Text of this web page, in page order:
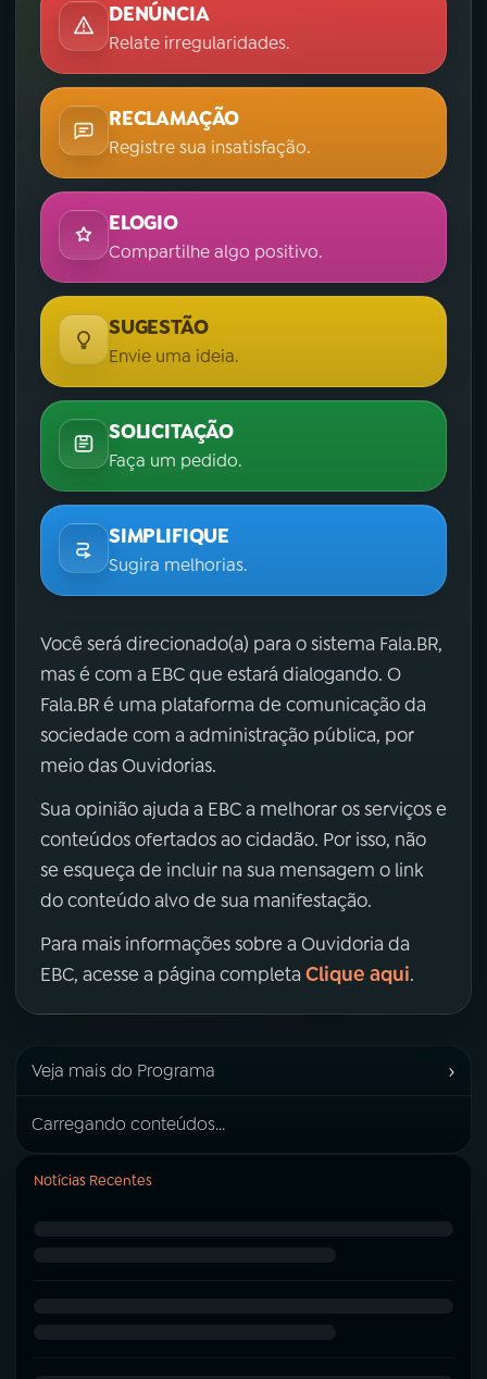
DENÚNCIA
Relate irregularidades.
RECLAMAÇÃO
Registre sua insatisfação.
ELOGIO
Compartilhe algo positivo.
SUGESTÃO
Envie uma ideia.
SOLICITAÇÃO
Faça um pedido.
SIMPLIFIQUE
Sugira melhorias.
Você será direcionado(a) para o sistema Fala.BR,
mas é com a EBC que estará dialogando. O
Fala.BR é uma plataforma de comunicação da
sociedade com a administração pública, por
meio das Ouvidorias.
Sua opinião ajuda a EBC a melhorar os serviços e
conteúdos ofertados ao cidadão. Por isso, não
se esqueça de incluir na sua mensagem o link
do conteúdo alvo de sua manifestação.
Para mais informações sobre a Ouvidoria da
EBC, acesse a página completa Clique aqui.
Veja mais do Programa ›
Carregando conteúdos...
Notícias Recentes